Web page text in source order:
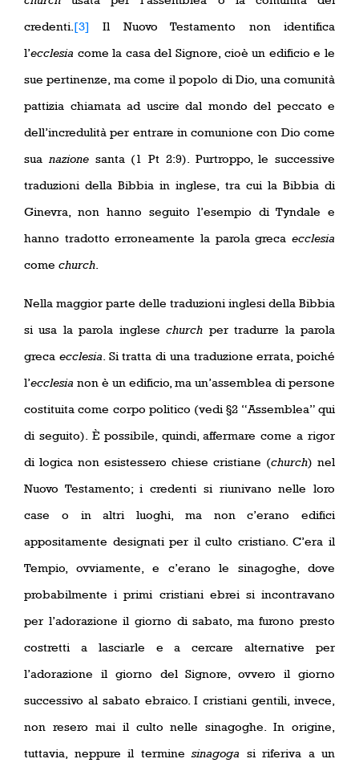
credenti. [3]
Il Nuovo Testamento non identifica
l’ecclesia come la casa del Signore, cioè un edificio e le
sue pertinenze, ma come il popolo di Dio, una comunità
pattizia chiamata ad uscire dal mondo del peccato e
dell’incredulità per entrare in comunione con Dio come
sua nazionesanta (1 Pt 2:9). Purtroppo, le successive
traduzioni della Bibbia in inglese, tra cui la Bibbia di
Ginevra, non hanno seguito l’esempio di Tyndale e
hanno tradotto erroneamente la parola greca ecclesia
come church
Nella maggior parte delle traduzioni inglesi della Bibbia
si usa la parola inglesechurch per tradurre la parola
greca ecclesia . Si tratta di una traduzione errata, poiché
l’ecclesia non è un edificio, ma un’assemblea di persone
costituita come corpo politico (vedi §2 “Assemblea” qui
di seguito). È possibile, quindi, affermare come a rigor
di logica non esistessero chiese cristiane (church) nel
Nuovo Testamento; i credenti si riunivano nelle loro
case o in altri luoghi, ma non c’erano edifici
appositamente designati per il culto cristiano. C’era il
Tempio, ovviamente, e c’erano le sinagoghe, dove
probabilmente i primi cristiani ebrei si incontravano
per l’adorazione il giorno di sabato, ma furono presto
costretti a lasciarle e a cercare alternative per
l’adorazione il giorno del Signore, ovvero il giorno
successivo al sabato ebraico. I cristiani gentili, invece,
non resero mai il culto nelle sinagoghe. In origine,
tuttavia, neppure il termine sinagoga si riferiva a un